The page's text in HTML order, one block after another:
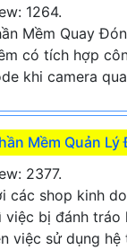
1264.
Mềm Quay
có tích hợp
khi camera
Mềm Quản
2377.
các shop kinh
việc bị đánh tráo
việc sử dụng hệ